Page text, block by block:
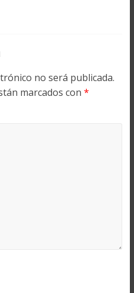
no será publicada.
marcados con *